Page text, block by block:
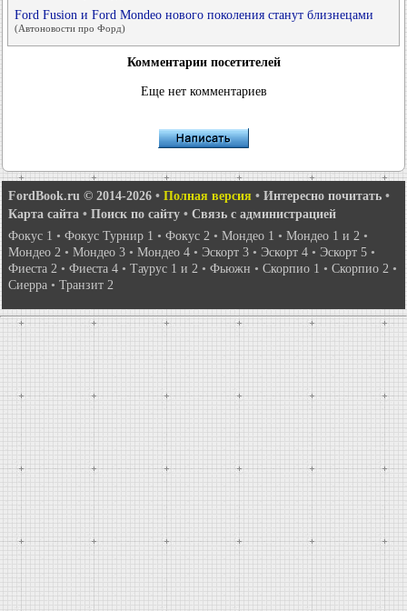
Ford Fusion и Ford Mondeo нового поколения станут близнецами
(Автоновости про Форд)
Комментарии посетителей
Еще нет комментариев
FordBook.ru © 2014-2026 • Полная версия • Интересно почитать •
Карта сайта • Поиск по сайту • Связь с администрацией
Фокус 1 • Фокус Турнир 1 • Фокус 2 • Мондео 1 • Мондео 1 и 2 •
Мондео 2 • Мондео 3 • Мондео 4 • Эскорт 3 • Эскорт 4 • Эскорт 5 •
Фиеста 2 • Фиеста 4 • Таурус 1 и 2 • Фьюжн • Скорпио 1 • Скорпио 2 •
Сиерра • Транзит 2